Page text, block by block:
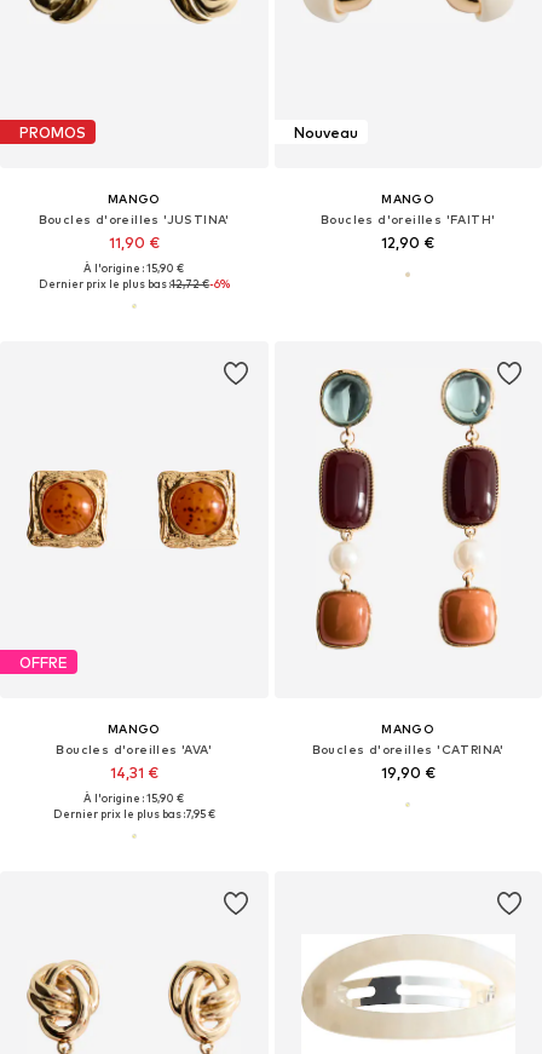
PROMOS
MANGO
Boucles d'oreilles 'JUSTINA'
11,90 €
À l'origine : 15,90 €
Dernier prix le plus bas :12,72 €-6%
Nouveau
MANGO
Boucles d'oreilles 'FAITH'
12,90 €
OFFRE
MANGO
Boucles d'oreilles 'AVA'
14,31 €
À l'origine : 15,90 €
Dernier prix le plus bas :7,95 €
MANGO
Boucles d'oreilles 'CATRINA'
19,90 €